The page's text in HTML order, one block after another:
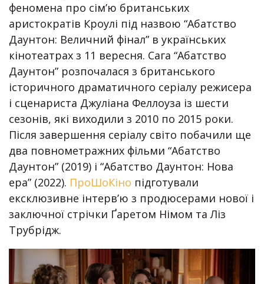
феномена про сім’ю британських
аристократів Кроулі під назвою “Абатство
Даунтон: Величний фінал” в українських
кінотеатрах з 11 вересня. Сага “Абатство
Даунтон” розпочалася з британського
історичного драматичного серіалу режисера
і сценариста Джуліана Феллоуза із шести
сезонів, які виходили з 2010 по 2015 роки.
Після завершення серіалу світо побачили ще
два повнометражних фільми “Абатство
Даунтон” (2019) і “Абатство Даунтон: Нова
ера” (2022). ПроШоКіно підготували
ексклюзивне інтерв’ю з продюсерами нової і
заключної стрічки Ґаретом Німом та Ліз
Трубрідж.